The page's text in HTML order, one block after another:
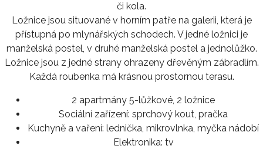
či kola.
Ložnice jsou situované v horním patře na galerii, která je
přístupná po mlynářských schodech. V jedné ložnici je
manželská postel, v druhé manželská postel a jednolůžko.
Ložnice jsou z jedné strany ohrazeny dřevěným zábradlím.
Každá roubenka má krásnou prostornou terasu.
2 apartmány 5-lůžkové, 2 ložnice
Sociální zařízení: sprchový kout, pračka
Kuchyně a vaření: lednička, mikrovlnka, myčka nádobí
Elektronika: tv